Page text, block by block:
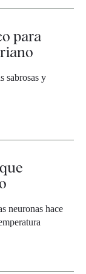
para
sabrosas y
neuronas hace